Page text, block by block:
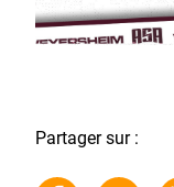
Partager sur :